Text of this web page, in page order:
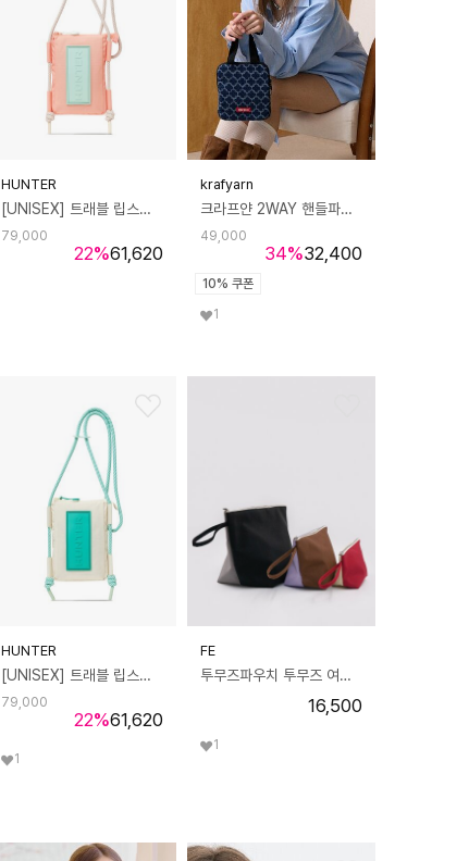
HUNTER
[UNISEX] 트래블 립스탑 폰파우치 - 그레이프프루트 UBP1514NRSGGW
22%
79,000
61,620
krafyarn
크라프얀 2WAY 핸들파우치 크로스백 데님클로버
34%
49,000
32,400
10% 쿠폰
1
HUNTER
[UNISEX] 트래블 립스탑 폰파우치 - 화이트윌로우/글로우라군 UBP1514NRSWLG
22%
79,000
61,620
1
FE
투무즈파우치 투무즈 여행용파우치 투무즈 화장품파우치
16,500
1